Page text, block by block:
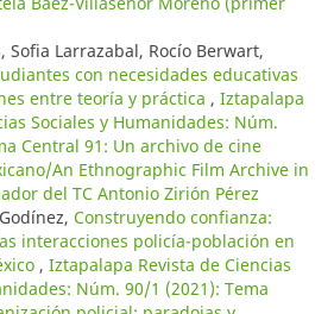
Sofia Larrazabal, Rocío Berwart,
con necesidades educativas
entre teoría y práctica , Iztapalapa
Sociales y Humanidades: Núm.
Central 91: Un archivo de cine
An Ethnographic Film Archive in
del TC Antonio Zirión Pérez
Construyendo confianza:
interacciones policía-población en
, Iztapalapa Revista de Ciencias
Núm. 90/1 (2021): Tema